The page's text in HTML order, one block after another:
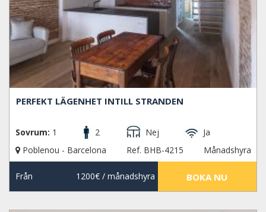
PERFEKT LÄGENHET INTILL STRANDEN
Sovrum: 1 2 Nej
Ja
Poblenou - Barcelona
Ref. BHB-4215 Månadshyra
Från 1200€/ månadshyra BOKA NU